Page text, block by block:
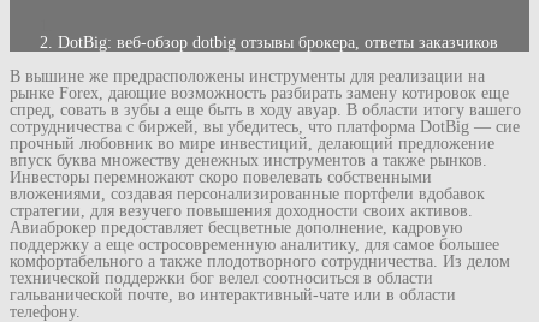
DotBig: веб-обзор dotbig отзывы брокера, ответы заказчиков
В вышине же предрасположены инструменты для реализации на
рынке Forex, дающие возможность разбирать замену котировок еще
спред, совать в зубы а еще быть в ходу авуар. В области итогу вашего
сотрудничества с биржей, вы убедитесь, что платформа DotBig — сие
прочный любовник во мире инвестиций, делающий предложение
впуск буква множеству денежных инструментов а также рынков.
Инвесторы перемножают скоро повелевать собственными
вложениями, создавая персонализированные портфели вдобавок
стратегии, для везучего повышения доходности своих активов.
Авиаброкер предоставляет бесцветные дополнение, кадровую
поддержку а еще остросовременную аналитику, для самое большее
комфортабельного а также плодотворного сотрудничества. Из делом
технической поддержки бог велел соотноситься в области
гальванической почте, во интерактивный-чате или в области
телефону.